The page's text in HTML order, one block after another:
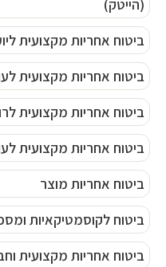
(הייטק)
ביטוח אחריות מקצועית
ביטוח אחריות מקצועית
ביטוח אחריות מקצועית
ביטוח אחריות מקצועית
ביטוח אחריות מוצר
ביטוח לקוסמטיקאיות
ביטוח אחריות מקצועית